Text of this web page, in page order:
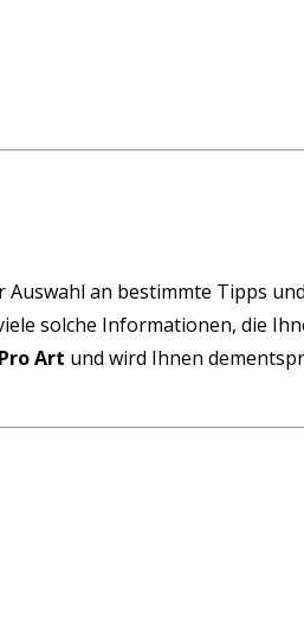
an bestimmte Tipps
solche Informationen, die
Art und wird Ihnen